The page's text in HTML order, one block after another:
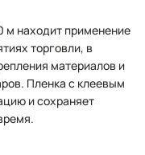
м находит применение
торговли, в
материалов и
Пленка с клеевым
и сохраняет